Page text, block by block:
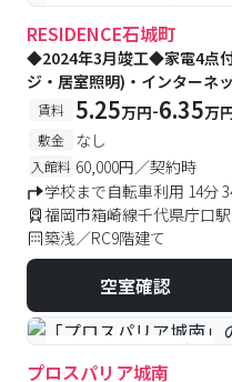
#築浅 #予約受付中 #空
RESIDENCE石城町
◆2024年3月竣工◆家電4点
ジ・居室照明)・インターネ
賃料 5.25万円-6.35万
敷金 なし
入館料 60,000円／契約時
学校まで自転車利用 14分
福岡市箱崎線千代県庁口
築浅／RC9階建て
空室確認
#予約受付中 #空室待ち
プロスパリア城南